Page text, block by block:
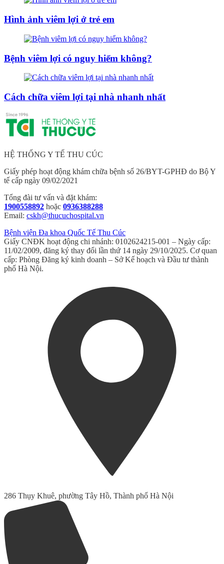
Hình ảnh viêm lợi ở trẻ em
Bệnh viêm lợi có nguy hiểm không?
Cách chữa viêm lợi tại nhà nhanh nhất
HỆ THỐNG Y TẾ THU CÚC
Giấy phép hoạt động khám chữa bệnh số 26/BYT-GPHĐ do Bộ Y
tế cấp ngày 09/02/2021
Tổng đài tư vấn và đặt khám:
1900558892 hoặc 0936388288
Email: cskh@thucuchospital.vn
Bệnh viện Đa khoa Quốc Tế Thu Cúc
Giấy CNĐK hoạt động chi nhánh: 0102624215-001 – Ngày cấp:
11/02/2009, đăng ký thay đổi lần thứ 14 ngày 29/10/2025. Cơ quan
cấp: Phòng Đăng ký kinh doanh – Sở Kế hoạch và Đầu tư thành
phố Hà Nội.
286 Thụy Khuê, phường Tây Hồ, Thành phố Hà Nội